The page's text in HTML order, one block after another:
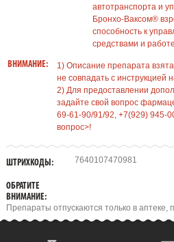
автотранспорта и
Бронхо-Ваксом®
способность к
средствами и
ВНИМАНИЕ:
1) Описание препарата
не совпадать с инструкцией
2) Для предоставлении
задайте свой вопрос
69-61-90/91/92, +7(929) 945-
вопрос>!
ШТРИХКОДЫ: 7640107470981
ОБРАТИТЕ
ВНИМАНИЕ:
Препараты отпускаются только в аптеке,